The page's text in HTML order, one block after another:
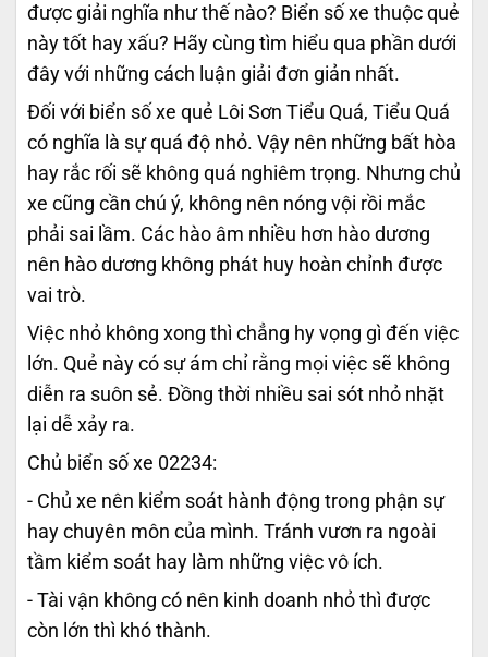
được giải nghĩa như thế nào? Biển số xe thuộc quẻ
này tốt hay xấu? Hãy cùng tìm hiểu qua phần dưới
đây với những cách luận giải đơn giản nhất.
Đối với biển số xe quẻ Lôi Sơn Tiểu Quá, Tiểu Quá
có nghĩa là sự quá độ nhỏ. Vậy nên những bất hòa
hay rắc rối sẽ không quá nghiêm trọng. Nhưng chủ
xe cũng cần chú ý, không nên nóng vội rồi mắc
phải sai lầm. Các hào âm nhiều hơn hào dương
nên hào dương không phát huy hoàn chỉnh được
vai trò.
Việc nhỏ không xong thì chẳng hy vọng gì đến việc
lớn. Quẻ này có sự ám chỉ rằng mọi việc sẽ không
diễn ra suôn sẻ. Đồng thời nhiều sai sót nhỏ nhặt
lại dễ xảy ra.
Chủ biển số xe 02234:
- Chủ xe nên kiểm soát hành động trong phận sự
hay chuyên môn của mình. Tránh vươn ra ngoài
tầm kiểm soát hay làm những việc vô ích.
- Tài vận không có nên kinh doanh nhỏ thì được
còn lớn thì khó thành.